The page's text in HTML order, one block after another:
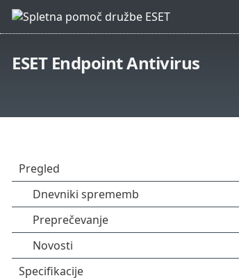
ESET Endpoint Antivirus